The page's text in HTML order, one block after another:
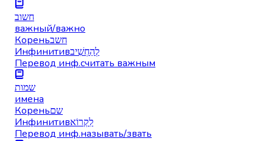
חשוב
важный/важно
Кореньחשב
Инфинитивלְהַחְשִׁיב
Перевод инф.считать важным
שמות
имена
Кореньשם
Инфинитивלִקְרוֹא
Перевод инф.называть/звать